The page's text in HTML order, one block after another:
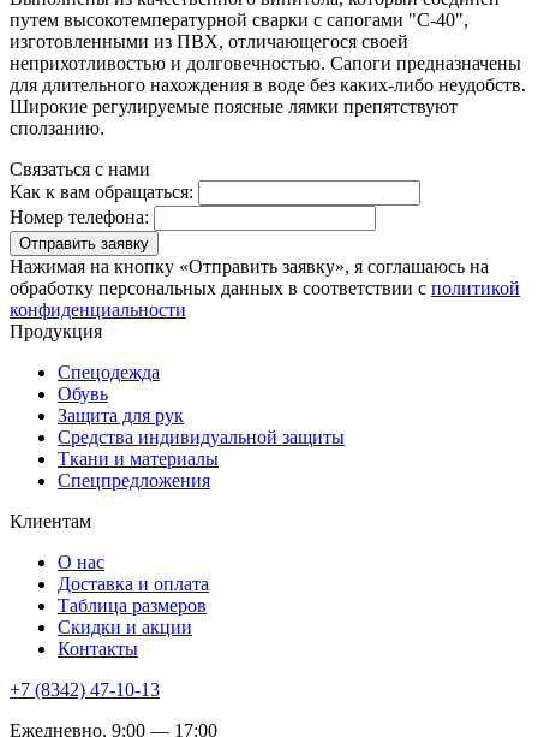
путем высокотемпературной сварки с сапогами "С-40",
изготовленными из ПВХ, отличающегося своей
неприхотливостью и долговечностью. Сапоги предназначены
для длительного нахождения в воде без каких-либо неудобств.
Широкие регулируемые поясные лямки препятствуют
сползанию.
Связаться с нами
Как к вам обращаться:
Номер телефона:
Отправить заявку
Нажимая на кнопку «Отправить заявку», я соглашаюсь на
обработку персональных данных в соответствии с политикой
конфиденциальности
Продукция
Спецодежда
Обувь
Защита для рук
Средства индивидуальной защиты
Ткани и материалы
Спецпредложения
Клиентам
О нас
Доставка и оплата
Таблица размеров
Скидки и акции
Контакты
+7 (8342) 47-10-13
Ежедневно, 9:00 — 17:00